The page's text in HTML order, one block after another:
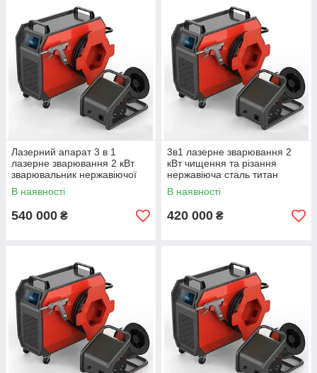
Лазерний апарат 3 в 1
лазерне зварювання 2 кВт
зварювальник нержавіючої
сталі титану 2000 вт
В наявності
540 000 ₴
3в1 лазерне зварювання 2
кВт чищення та різання
нержавіюча сталь титан
латунь 2000 вт
В наявності
420 000 ₴